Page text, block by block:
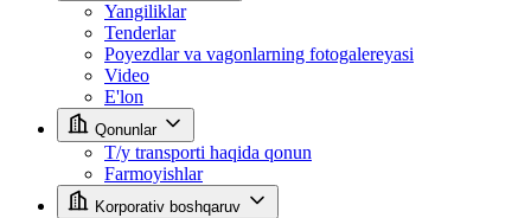
Yangiliklar
Tenderlar
Poyezdlar va vagonlarning fotogalereyasi
Video
E'lon
Qonunlar
T/y transporti haqida qonun
Farmoyishlar
Korporativ boshqaruv